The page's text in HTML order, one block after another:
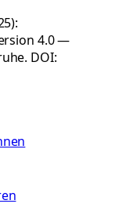
4.0 —
DOI: